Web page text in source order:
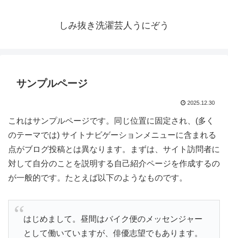
しみ抜き洗濯芸人うにぞう
サンプルページ
2025.12.30
これはサンプルページです。同じ位置に固定され、(多く
のテーマでは) サイトナビゲーションメニューに含まれる
点がブログ投稿とは異なります。まずは、サイト訪問者に
対して自分のことを説明する自己紹介ページを作成するの
が一般的です。たとえば以下のようなものです。
はじめまして。昼間はバイク便のメッセンジャー
として働いていますが、俳優志望でもあります。